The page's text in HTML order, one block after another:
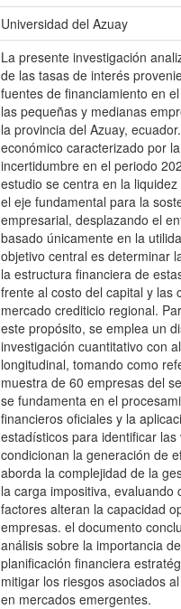
Universidad del Azuay
La presente investigación
de las tasas de interés
fuentes de financiamiento en
las pequeñas y medianas
la provincia del Azuay,
económico caracterizado por
incertidumbre en el periodo
estudio se centra en la
el eje fundamental para la
empresarial, desplazando el
basado únicamente en la
objetivo central es determinar
la estructura financiera de
frente al costo del capital y las
mercado crediticio regional.
este propósito, se emplea un
investigación cuantitativo con
longitudinal, tomando como
muestra de 60 empresas del
se fundamenta en el
financieros oficiales y la
estadísticos para identificar
condicionan la generación de
aborda la complejidad de la
la carga impositiva, evaluando
factores alteran la capacidad
empresas. el documento
análisis sobre la importancia
planificación financiera
mitigar los riesgos asociados
en mercados emergentes.